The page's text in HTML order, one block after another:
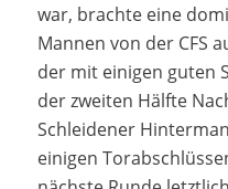
war, brachte eine
Mannen von der CFS
der mit einigen guten
der zweiten Hälfte
Schleidener
einigen